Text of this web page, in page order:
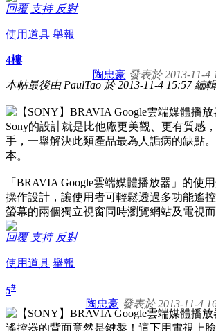
回覆 支持 反對
使用道具 舉報
4樓
陶忠豪 發表於 2013-11-4
本帖最後由 PaulTao 於 2013-11-4 15:57 編輯
Sony的設計就是比他廠更美觀、更有質感
手，一舉解決此類產品最為人詬病的缺點
本。
「BRAVIA Google雲端媒體播放器」的使
操作設計，讓使用者可輕鬆透過多功能遙
螢幕的兩個獨立視窗同時瀏覽網站及電視
回覆 支持 反對
使用道具 舉報
5#
陶忠豪 發表於 2013-11-4
遙控器的背面竟然是鍵盤！這下用電視上